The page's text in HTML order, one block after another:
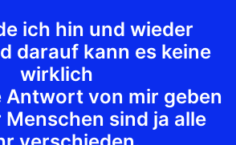
ich hin und wieder
darauf kann es keine
wirklich
Antwort von mir geben
sind ja alle